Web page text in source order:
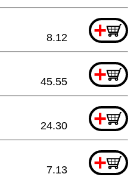
+
8.12
+
45.55
+
24.30
+
7.13